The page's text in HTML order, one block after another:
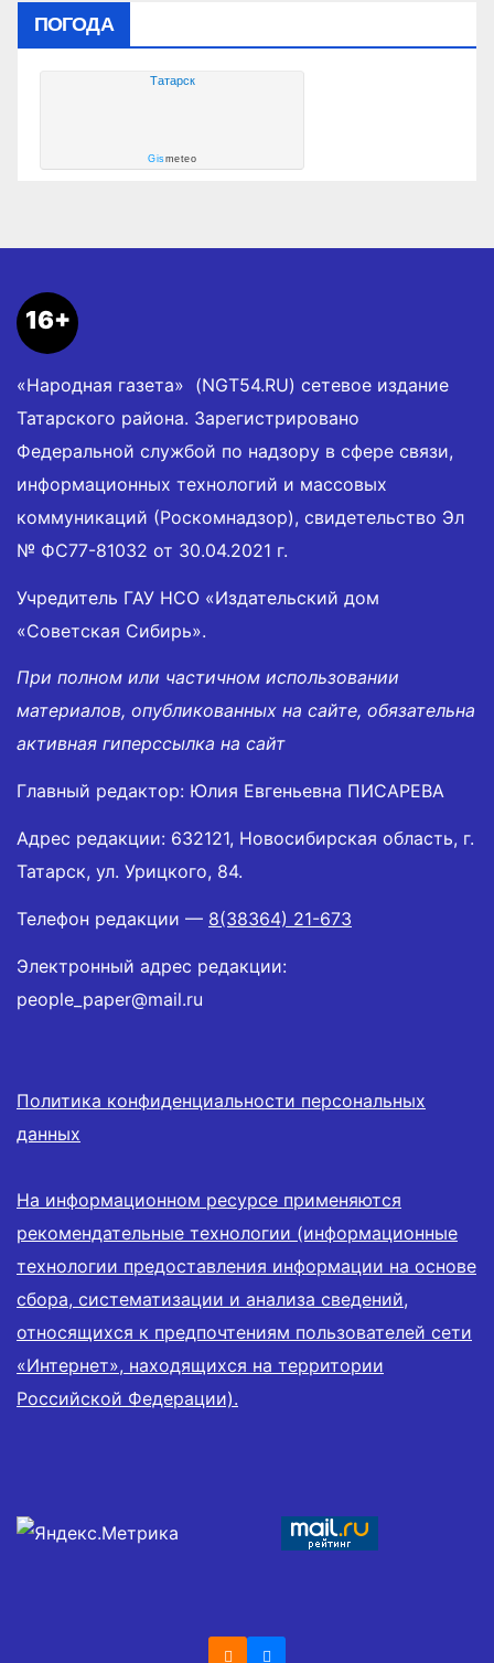
ПОГОДА
Татарск
Gismeteo
16+
«Народная газета» (NGT54.RU) сетевое издание
Татарского района. Зарегистрировано
Федеральной службой по надзору в сфере связи,
информационных технологий и массовых
коммуникаций (Роскомнадзор), свидетельство Эл
№ ФС77-81032 от 30.04.2021 г.
Учредитель ГАУ НСО «Издательский дом
«Советская Сибирь».
При полном или частичном использовании
материалов, опубликованных на сайте, обязательна
активная гиперссылка на сайт
Главный редактор: Юлия Евгеньевна ПИСАРЕВА
Адрес редакции: 632121, Новосибирская область, г.
Татарск, ул. Урицкого, 84.
Телефон редакции — 8(38364) 21-673
Электронный адрес редакции:
people_paper@mail.ru
Политика конфиденциальности персональных
данных
На информационном ресурсе применяются
рекомендательные технологии (информационные
технологии предоставления информации на основе
сбора, систематизации и анализа сведений,
относящихся к предпочтениям пользователей сети
«Интернет», находящихся на территории
Российской Федерации).